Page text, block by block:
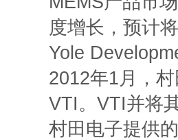
度增长，预计
Yole
2012年1月，
VTI。VTI并将
村田电子提供